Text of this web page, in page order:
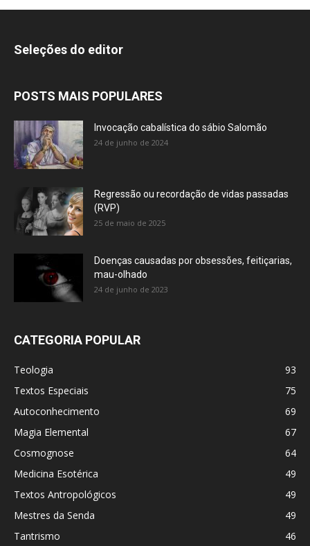
Seleções do editor
POSTS MAIS POPULARES
Invocação cabalística do sábio Salomão
24 de junho de 2024
Regressão ou recordação de vidas passadas
(RVP)
25 de maio de 2025
Doenças causadas por obsessões, feitiçarias,
mau-olhado
24 de junho de 2023
CATEGORIA POPULAR
Teologia
93
Textos Especiais
75
Autoconhecimento
69
Magia Elemental
67
Cosmognose
64
Medicina Esotérica
49
Textos Antropológicos
49
Mestres da Senda
49
Tantrismo
46